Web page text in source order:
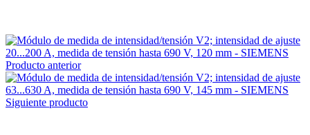
Producto anterior
Siguiente producto